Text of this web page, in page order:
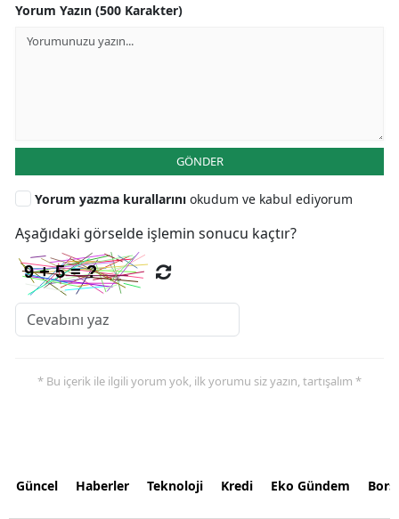
Yorum Yazın (500 Karakter)
GÖNDER
Yorum yazma kurallarını okudum ve kabul ediyorum
Aşağıdaki görselde işlemin sonucu kaçtır?
* Bu içerik ile ilgili yorum yok, ilk yorumu siz yazın, tartışalım *
Güncel Haberler Teknoloji Kredi Eko Gündem